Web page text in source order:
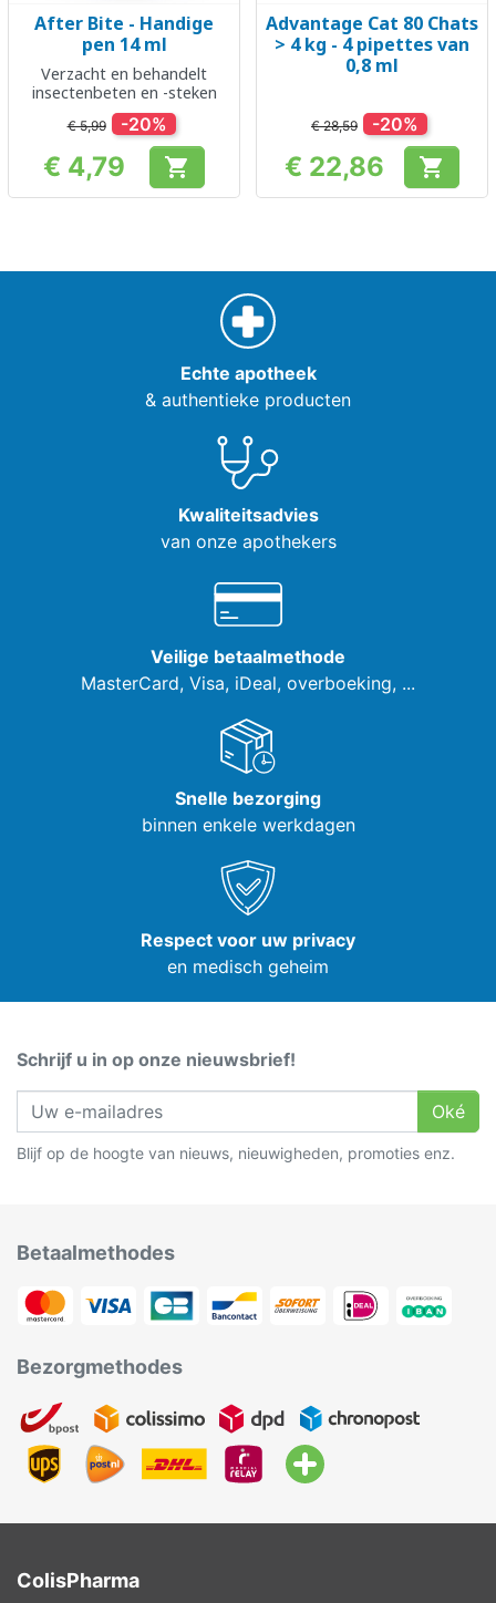
After Bite - Handige
pen 14 ml
Verzacht en behandelt
insectenbeten en -steken
€ 5,99 -20%
Prijs
€ 4,79 
Advantage Cat 80 Chats
> 4 kg - 4 pipettes van
0,8 ml
€ 28,59 -20%
Prijs
€ 22,86 
Echte apotheek
& authentieke producten
Kwaliteitsadvies
van onze apothekers
Veilige betaalmethode
MasterCard, Visa, iDeal, overboeking, ...
Snelle bezorging
binnen enkele werkdagen
Respect voor uw privacy
en medisch geheim
Schrijf u in op onze nieuwsbrief!
Oké
Blijf op de hoogte van nieuws, nieuwigheden, promoties enz.
Betaalmethodes
Bezorgmethodes
ColisPharma